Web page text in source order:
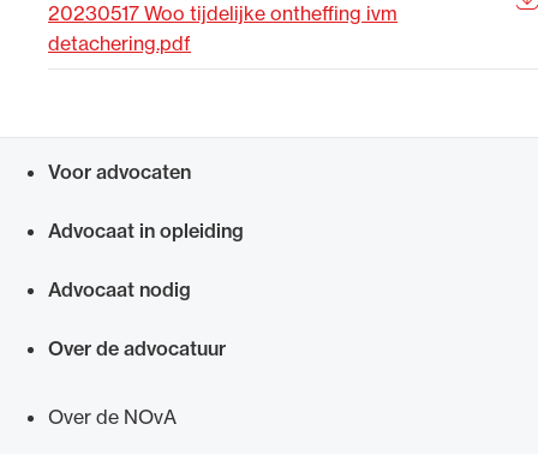
20230517 Woo tijdelijke ontheffing ivm
detachering.pdf
Voor advocaten
Advocaat in opleiding
Advocaat nodig
Over de advocatuur
Over de NOvA
Uitgelicht
Van de Advocatenwet tot de Verordening op